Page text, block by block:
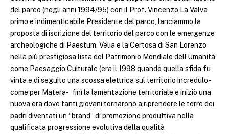
del parco (negli anni 1994/95) con il Prof. Vincenzo La Valva
primo e indimenticabile Presidente del parco, lanciammo la
proposta di iscrizione del territorio del parco con le emergenze
archeologiche di Paestum, Velia e la Certosa di San Lorenzo
nella più prestigiosa lista del Patrimonio Mondiale dell’Umanità
come Paesaggio Culturale (era il 1998 quando quella sfida fu
vinta e di seguito una scossa elettrica sul territorio incredulo -
come per Matera- finì la lamentazione territoriale e iniziò una
nuova era dove tanti giovani tornarono a riprendere le terre dei
padri diventati un “brand” di promozione produttiva nella
qualificata progressione evolutiva della qualità